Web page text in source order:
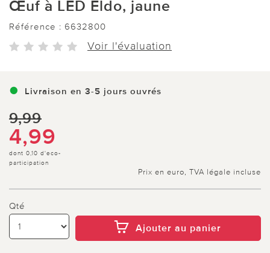
Œuf à LED Eldo, jaune
Référence : 6632800
Voir l'évaluation
Livraison en 3-5 jours ouvrés
9,99
4,99
dont 0,10 d'eco-
participation
Prix en euro, TVA légale incluse
Qté
Ajouter au panier